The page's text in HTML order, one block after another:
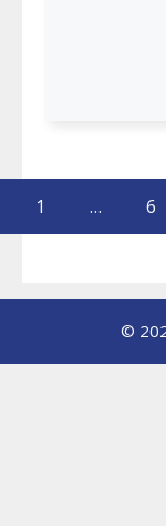
1 … 6
©